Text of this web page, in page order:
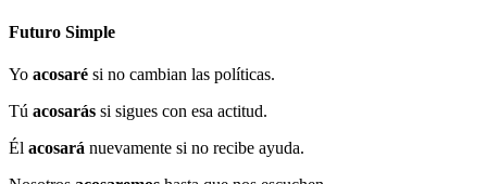
Futuro Simple
Yo acosaré si no cambian las políticas.
Tú acosarás si sigues con esa actitud.
Él acosará nuevamente si no recibe ayuda.